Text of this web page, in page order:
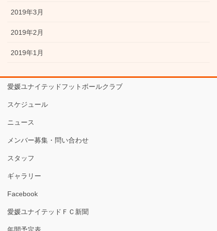
2019年3月
2019年2月
2019年1月
愛媛ユナイテッドフットボールクラブ
スケジュール
ニュース
メンバー募集・問い合わせ
スタッフ
ギャラリー
Facebook
愛媛ユナイテッドＦＣ新聞
年間予定表